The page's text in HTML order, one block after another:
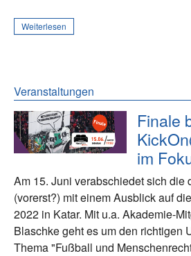
Weiterlesen
Veranstaltungen
Finale
im
Am 15. Juni verabschiedet sich die
(vorerst?) mit einem Ausblick auf
2022 in Katar. Mit u.a. Akademie-
Blaschke geht es um den richtigen
Thema "Fußball und